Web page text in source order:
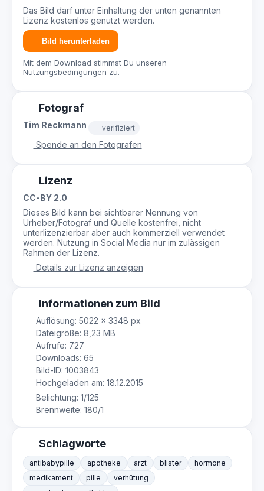
Das Bild darf unter Einhaltung der unten genannten
Lizenz kostenlos genutzt werden.
Bild herunterladen
Mit dem Download stimmst Du unseren
Nutzungsbedingungen zu.
Fotograf
Tim Reckmann verifiziert
Spende an den Fotografen
Lizenz
CC-BY 2.0
Dieses Bild kann bei sichtbarer Nennung von
Urheber/Fotograf und Quelle kostenfrei, nicht
unterlizenzierbar aber auch kommerziell verwendet
werden. Nutzung in Social Media nur im zulässigen
Rahmen der Lizenz.
Details zur Lizenz anzeigen
Informationen zum Bild
Auflösung: 5022 × 3348 px
Dateigröße: 8,23 MB
Aufrufe: 727
Downloads: 65
Bild-ID: 1003843
Hochgeladen am: 18.12.2015
Belichtung: 1/125
Brennweite: 180/1
Schlagworte
antibabypille apotheke arzt blister
hormone
medikament
pille
verhütung